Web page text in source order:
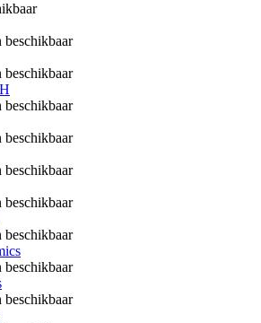
beschikbaar
beschikbaar
beschikbaar
beschikbaar
beschikbaar
beschikbaar
beschikbaar
beschikbaar
beschikbaar